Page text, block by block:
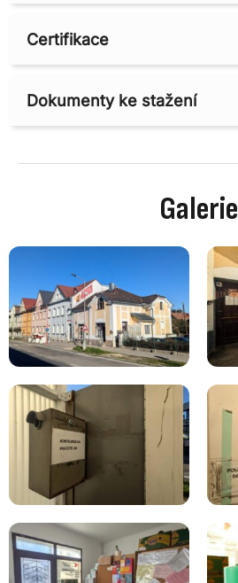
Certifikace
Dokumenty ke stažení
Galerie